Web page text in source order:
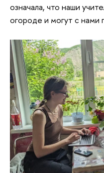
означала, что наши
огороде и могут с нами